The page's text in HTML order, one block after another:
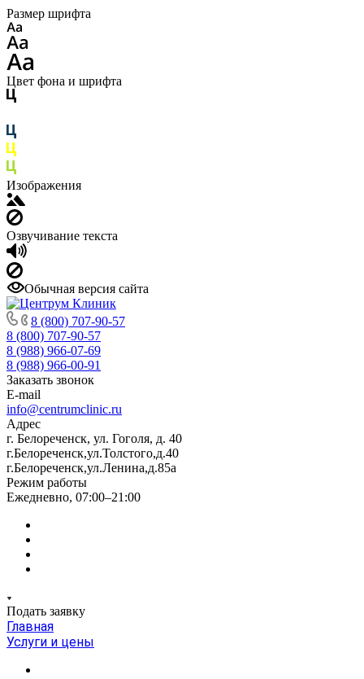
Размер шрифта
Цвет фона и шрифта
Изображения
Озвучивание текста
Обычная версия сайта
8 (800) 707-90-57
8 (800) 707-90-57
8 (988) 966-07-69
8 (988) 966-00-91
Заказать звонок
E-mail
info@centrumclinic.ru
Адрес
г. Белореченск, ул. Гоголя, д. 40
г.Белореченск,ул.Толстого,д.40
г.Белореченск,ул.Ленина,д.85а
Режим работы
Ежедневно, 07:00–21:00
Подать заявку
Главная
Услуги и цены